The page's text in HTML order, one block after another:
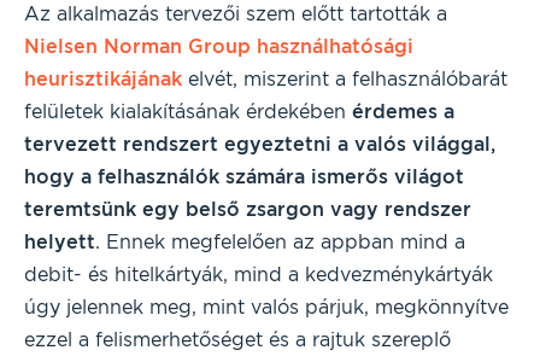
Az alkalmazás tervezői szem előtt tartották a
Nielsen Norman Group használhatósági
heurisztikájának elvét, miszerint a felhasználóbarát
felületek kialakításának érdekében érdemes a
tervezett rendszert egyeztetni a valós világgal,
hogy a felhasználók számára ismerős világot
teremtsünk egy belső zsargon vagy rendszer
helyett. Ennek megfelelően az appban mind a
debit- és hitelkártyák, mind a kedvezménykártyák
úgy jelennek meg, mint valós párjuk, megkönnyítve
ezzel a felismerhetőséget és a rajtuk szereplő